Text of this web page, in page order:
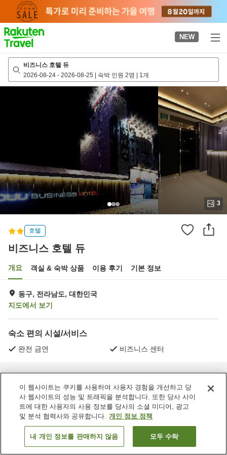
page
NEW
비즈니스 호텔 듀
2026-08-24 - 2026-08-25 | 숙박 인원 2명 | 1개
3
호텔
비즈니스 호텔 듀
개요 객실 & 숙박 상품 이용 후기 기본 정보
동구, 전라남도, 대한민국
지도에서 보기
숙소 편의 시설/서비스
완전 금연 비즈니스 센터
홈 대한민국 전라남도 동구 비즈니스 호텔 듀
객실 보기
이 웹사이트는 쿠키를 사용하여 사용자 경험을 개선하고 당
사 웹사이트의 성능 및 트래픽을 분석합니다. 또한 당사 사이
트에 대한 사용자의 사용 정보를 당사의 소셜 미디어, 광고
및 분석 협력사와 공유합니다. 개인 정보 정책
내 개인 정보를 판매하지 않음 모두 수락